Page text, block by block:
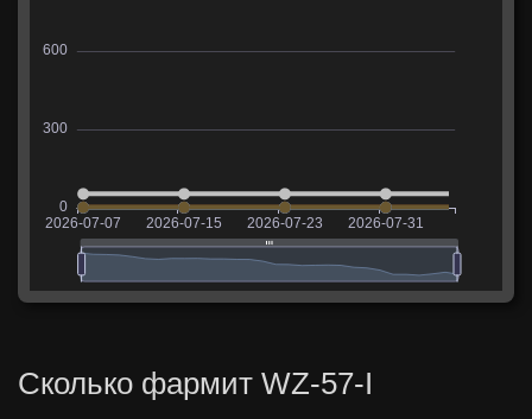
Сколько фармит WZ-57-I